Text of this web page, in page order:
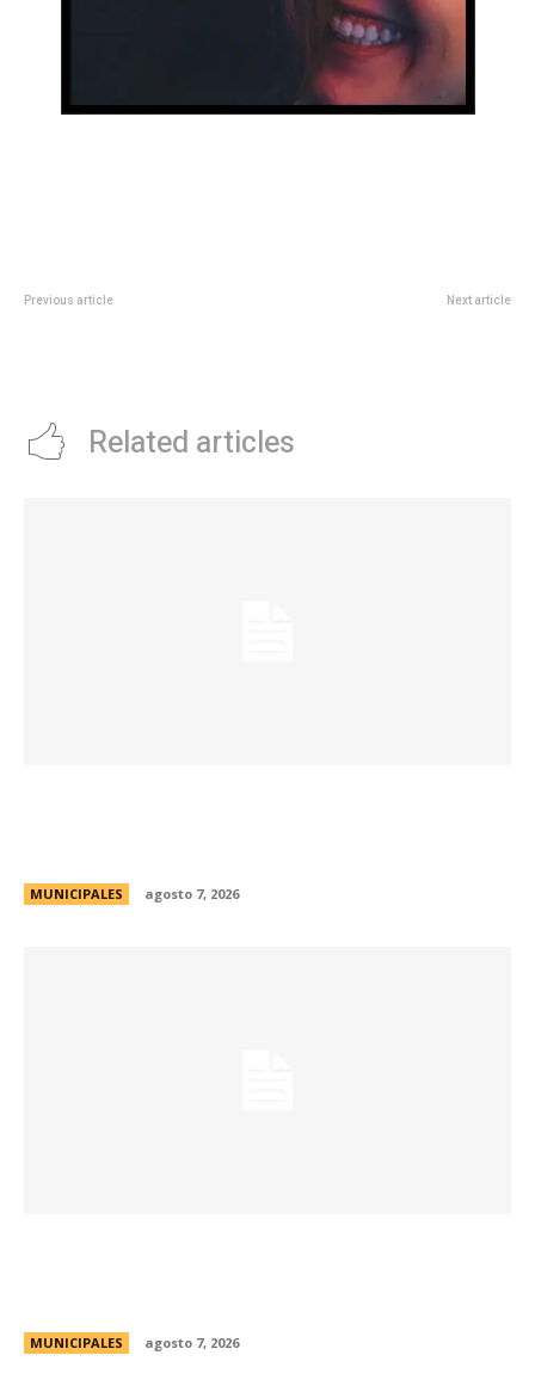
Previous article Next article
Related articles
MUNICIPALES agosto 7, 2026
MUNICIPALES agosto 7, 2026